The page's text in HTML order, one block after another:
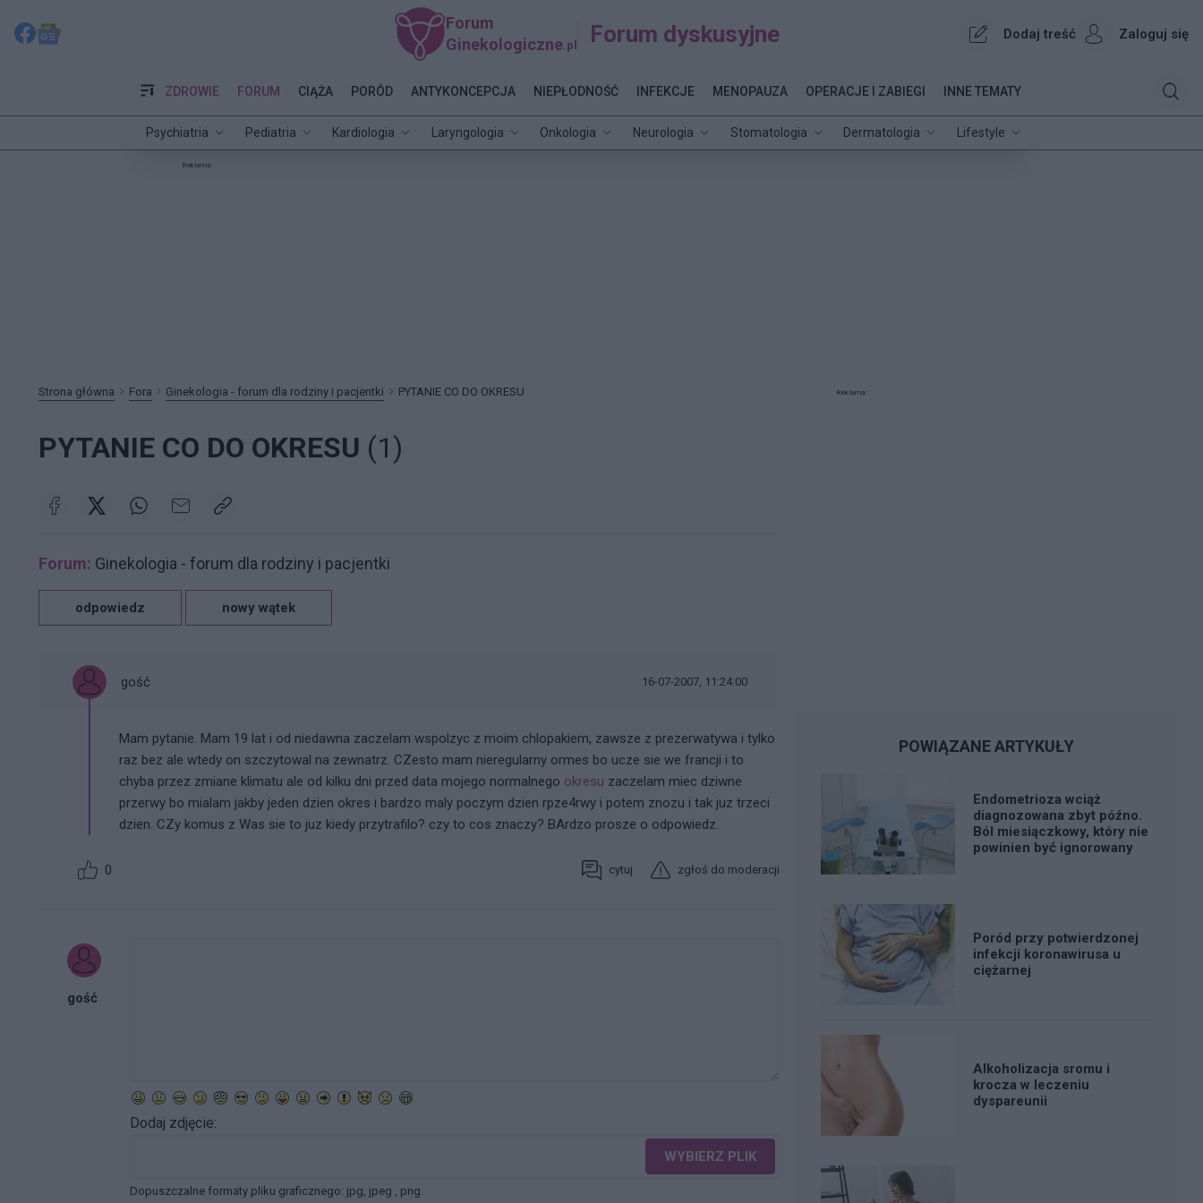
Forum
Ginekologiczne .pl Forum dyskusyjne Dodaj treść Zaloguj się
ZDROWIE
Psychiatria Pediatria Kardiologia Laryngologia Onkologia Neurologia Stomatologia Dermatologia Lifestyle
FORUM CIĄŻA PORÓD ANTYKONCEPCJA NIEPŁODNOŚĆ INFEKCJE MENOPAUZA OPERACJE I ZABIEGI INNE TEMATY
Reklama:
Strona główna Fora Ginekologia - forum dla rodziny i pacjentki PYTANIE CO DO OKRESU
PYTANIE CO DO OKRESU (1)
Forum: Ginekologia - forum dla rodziny i pacjentki
odpowiedz nowy wątek
gość 16-07-2007, 11:24:00
Mam pytanie. Mam 19 lat i od niedawna zaczelam wspolzyc z moim chlopakiem, zawsze z prezerwatywa i tylko
raz bez ale wtedy on szczytowal na zewnatrz. CZesto mam nieregularny ormes bo ucze sie we francji i to
chyba przez zmiane klimatu ale od kilku dni przed data mojego normalnego okresu zaczelam miec dziwne
przerwy bo mialam jakby jeden dzien okres i bardzo maly poczym dzien rpze4rwy i potem znozu i tak juz trzeci
dzien. CZy komus z Was sie to juz kiedy przytrafilo? czy to cos znaczy? BArdzo prosze o odpowiedz.
0 cytuj zgłoś do moderacji
gość
Dodaj zdjęcie:
WYBIERZ PLIK
Dopuszczalne formaty pliku graficznego: jpg, jpeg , png.
Reklama:
POWIĄZANE ARTYKUŁY
Endometrioza wciąż
diagnozowana zbyt późno.
Ból miesiączkowy, który nie
powinien być ignorowany
Poród przy potwierdzonej
infekcji koronawirusa u
ciężarnej
Alkoholizacja sromu i
krocza w leczeniu
dyspareunii